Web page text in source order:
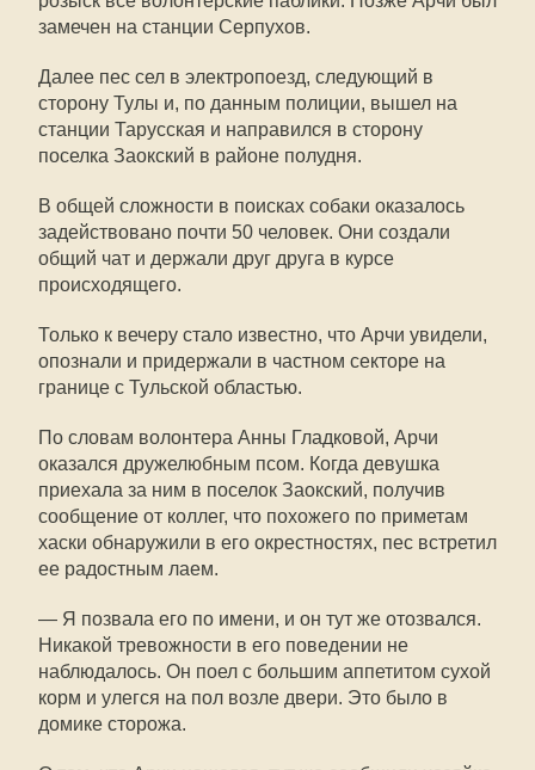
замечен на станции Серпухов.
Далее пес сел в электропоезд, следующий в
сторону Тулы и, по данным полиции, вышел на
станции Тарусская и направился в сторону
поселка Заокский в районе полудня.
В общей сложности в поисках собаки оказалось
задействовано почти 50 человек. Они создали
общий чат и держали друг друга в курсе
происходящего.
Только к вечеру стало известно, что Арчи увидели,
опознали и придержали в частном секторе на
границе с Тульской областью.
По словам волонтера Анны Гладковой, Арчи
оказался дружелюбным псом. Когда девушка
приехала за ним в поселок Заокский, получив
сообщение от коллег, что похожего по приметам
хаски обнаружили в его окрестностях, пес встретил
ее радостным лаем.
— Я позвала его по имени, и он тут же отозвался.
Никакой тревожности в его поведении не
наблюдалось. Он поел с большим аппетитом сухой
корм и улегся на пол возле двери. Это было в
домике сторожа.